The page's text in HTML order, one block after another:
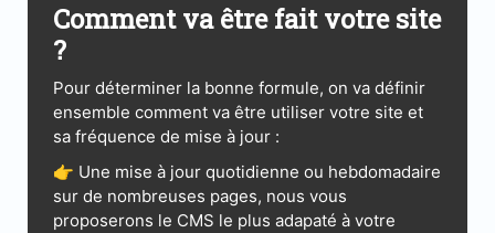
Comment va être fait votre site
?
Pour déterminer la bonne formule, on va définir
ensemble comment va être utiliser votre site et
sa fréquence de mise à jour :
👉 Une mise à jour quotidienne ou hebdomadaire
sur de nombreuses pages, nous vous
proposerons le CMS le plus adapaté à votre